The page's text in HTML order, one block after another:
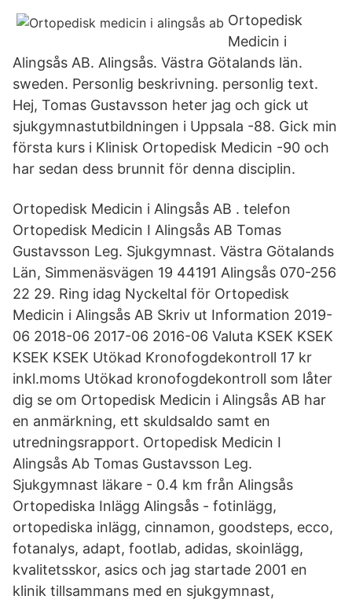
Ortopedisk
Medicin i
Alingsås AB. Alingsås. Västra Götalands län.
sweden. Personlig beskrivning. personlig text.
Hej, Tomas Gustavsson heter jag och gick ut
sjukgymnastutbildningen i Uppsala -88. Gick min
första kurs i Klinisk Ortopedisk Medicin -90 och
har sedan dess brunnit för denna disciplin.
Ortopedisk Medicin i Alingsås AB . telefon
Ortopedisk Medicin I Alingsås AB Tomas
Gustavsson Leg. Sjukgymnast. Västra Götalands
Län, Simmenäsvägen 19 44191 Alingsås 070-256
22 29. Ring idag Nyckeltal för Ortopedisk
Medicin i Alingsås AB Skriv ut Information 2019-
06 2018-06 2017-06 2016-06 Valuta KSEK KSEK
KSEK KSEK Utökad Kronofogdekontroll 17 kr
inkl.moms Utökad kronofogdekontroll som låter
dig se om Ortopedisk Medicin i Alingsås AB har
en anmärkning, ett skuldsaldo samt en
utredningsrapport. Ortopedisk Medicin I
Alingsås Ab Tomas Gustavsson Leg.
Sjukgymnast läkare - 0.4 km från Alingsås
Ortopediska Inlägg Alingsås - fotinlägg,
ortopediska inlägg, cinnamon, goodsteps, ecco,
fotanalys, adapt, footlab, adidas, skoinlägg,
kvalitetsskor, asics och jag startade 2001 en
klinik tillsammans med en sjukgymnast,